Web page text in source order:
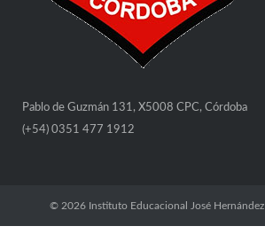
Pablo de Guzmán 131, X5008 CPC, Córdoba
(+54) 0351 477 1912
© 2026 Instituto Educacional José Hernández